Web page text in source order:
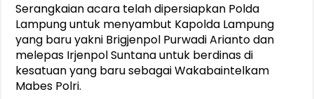
Serangkaian acara telah dipersiapkan Polda
Lampung untuk menyambut Kapolda Lampung
yang baru yakni Brigjenpol Purwadi Arianto dan
melepas Irjenpol Suntana untuk berdinas di
kesatuan yang baru sebagai Wakabaintelkam
Mabes Polri.